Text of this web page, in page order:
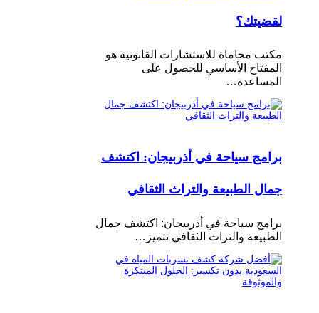
لقضيتك؟
مكتب محاماة للاستشارات القانونية هو
المفتاح الأساسي للحصول على
المساعدة…
برامج سياحة في أذربيجان: اكتشف
جمال الطبيعة والتراث الثقافي
برامج سياحة في أذربيجان: اكتشف جمال
الطبيعة والتراث الثقافي تتميز…